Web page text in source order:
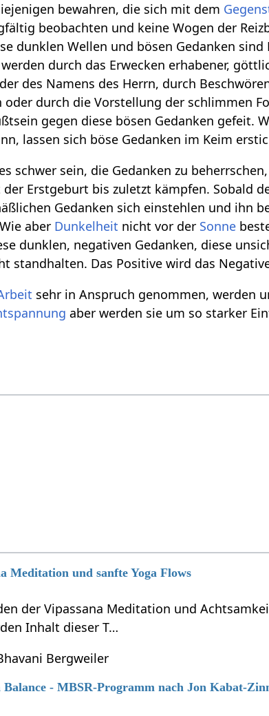
bewahren, die sich mit dem
beobachten und keine Wogen der
dunklen Wellen und bösen Gedanken
durch das Erwecken erhabener,
des Namens des Herrn, durch
durch die Vorstellung der schlimmen
gegen diese bösen Gedanken gefeit.
lassen sich böse Gedanken im Keim
schwer sein, die Gedanken zu
Erstgeburt bis zuletzt kämpfen. Sobald
Gedanken sich einstehlen und ihn
aber Dunkelheit nicht vor der Sonne
dunklen, negativen Gedanken, diese
standhalten. Das Positive wird das
sehr in Anspruch genommen, werden
aber werden sie um so starker
Meditation und sanfte Yoga Flows
der Vipassana Meditation und
Inhalt dieser T…
Bergweiler
Balance - MBSR-Programm nach Jon Kabat-